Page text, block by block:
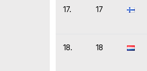
17. 17
18. 18